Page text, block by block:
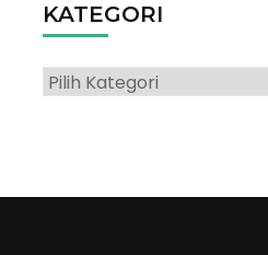
KATEGORI
Kategori